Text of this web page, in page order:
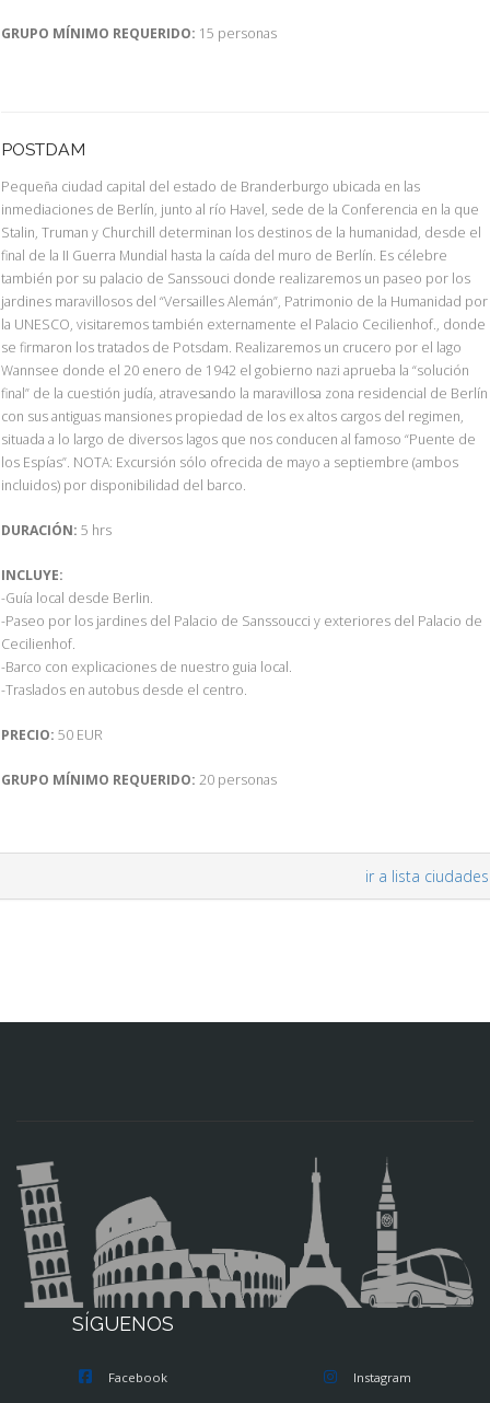
GRUPO MÍNIMO REQUERIDO: 15 personas
POSTDAM
Pequeña ciudad capital del estado de Branderburgo ubicada en las
inmediaciones de Berlín, junto al río Havel, sede de la Conferencia en la que
Stalin, Truman y Churchill determinan los destinos de la humanidad, desde el
final de la II Guerra Mundial hasta la caída del muro de Berlín. Es célebre
también por su palacio de Sanssouci donde realizaremos un paseo por los
jardines maravillosos del “Versailles Alemán”, Patrimonio de la Humanidad por
la UNESCO, visitaremos también externamente el Palacio Cecilienhof., donde
se firmaron los tratados de Potsdam. Realizaremos un crucero por el lago
Wannsee donde el 20 enero de 1942 el gobierno nazi aprueba la “solución
final” de la cuestión judía, atravesando la maravillosa zona residencial de Berlín
con sus antiguas mansiones propiedad de los ex altos cargos del regimen,
situada a lo largo de diversos lagos que nos conducen al famoso “Puente de
los Espías”. NOTA: Excursión sólo ofrecida de mayo a septiembre (ambos
incluidos) por disponibilidad del barco.
DURACIÓN: 5 hrs
INCLUYE:
-Guía local desde Berlin.
-Paseo por los jardines del Palacio de Sanssoucci y exteriores del Palacio de
Cecilienhof.
-Barco con explicaciones de nuestro guia local.
-Traslados en autobus desde el centro.
PRECIO: 50 EUR
GRUPO MÍNIMO REQUERIDO: 20 personas
ir a lista ciudades
SÍGUENOS
Facebook Instagram